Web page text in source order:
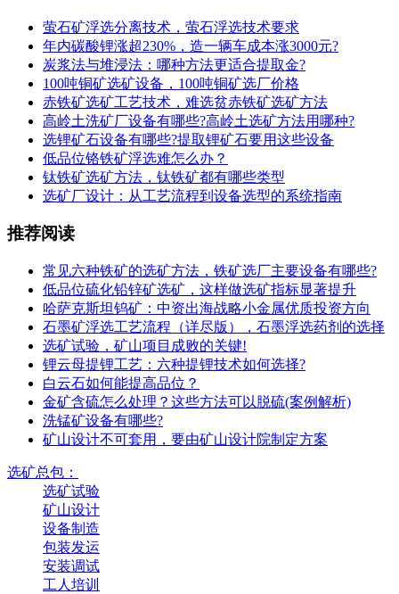
萤石矿浮选分离技术，萤石浮选技术要求
年内碳酸锂涨超230%，造一辆车成本涨3000元?
炭浆法与堆浸法：哪种方法更适合提取金?
100吨铜矿选矿设备，100吨铜矿选厂价格
赤铁矿选矿工艺技术，难选贫赤铁矿选矿方法
高岭土洗矿厂设备有哪些?高岭土选矿方法用哪种?
选锂矿石设备有哪些?提取锂矿石要用这些设备
低品位铬铁矿浮选难怎么办？
钛铁矿选矿方法，钛铁矿都有哪些类型
选矿厂设计：从工艺流程到设备选型的系统指南
推荐阅读
常见六种铁矿的选矿方法，铁矿选厂主要设备有哪些?
低品位硫化铅锌矿选矿，这样做选矿指标显著提升
哈萨克斯坦钨矿：中资出海战略小金属优质投资方向
石墨矿浮选工艺流程（详尽版），石墨浮选药剂的选择
选矿试验，矿山项目成败的关键!
锂云母提锂工艺：六种提锂技术如何选择?
白云石如何能提高品位？
金矿含硫怎么处理？这些方法可以脱硫(案例解析)
洗锰矿设备有哪些?
矿山设计不可套用，要由矿山设计院制定方案
选矿总包：
选矿试验
矿山设计
设备制造
包装发运
安装调试
工人培训